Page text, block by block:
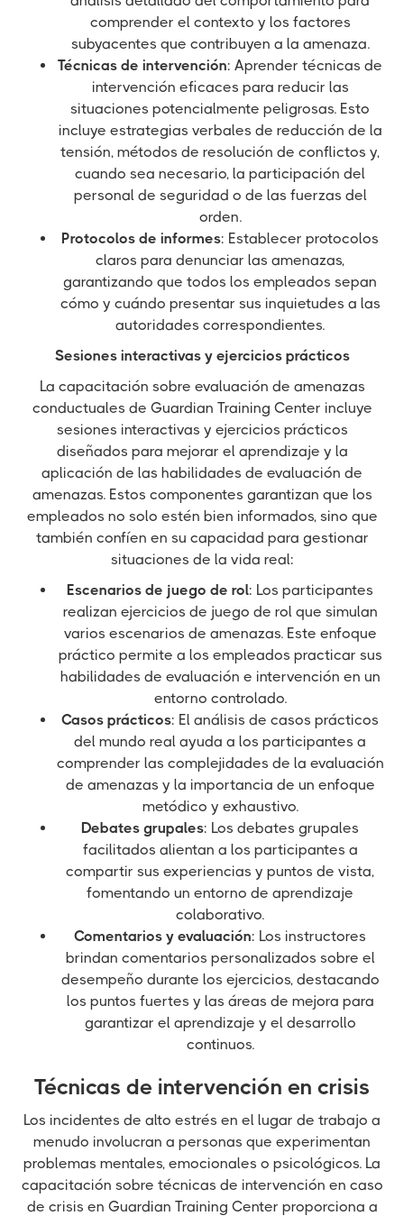
comprender el contexto y los factores
subyacentes que contribuyen a la amenaza.
Técnicas de intervención: Aprender técnicas de
intervención eficaces para reducir las
situaciones potencialmente peligrosas. Esto
incluye estrategias verbales de reducción de la
tensión, métodos de resolución de conflictos y,
cuando sea necesario, la participación del
personal de seguridad o de las fuerzas del
orden.
Protocolos de informes: Establecer protocolos
claros para denunciar las amenazas,
garantizando que todos los empleados sepan
cómo y cuándo presentar sus inquietudes a las
autoridades correspondientes.
Sesiones interactivas y ejercicios prácticos
La capacitación sobre evaluación de amenazas
conductuales de Guardian Training Center incluye
sesiones interactivas y ejercicios prácticos
diseñados para mejorar el aprendizaje y la
aplicación de las habilidades de evaluación de
amenazas. Estos componentes garantizan que los
empleados no solo estén bien informados, sino que
también confíen en su capacidad para gestionar
situaciones de la vida real:
Escenarios de juego de rol: Los participantes
realizan ejercicios de juego de rol que simulan
varios escenarios de amenazas. Este enfoque
práctico permite a los empleados practicar sus
habilidades de evaluación e intervención en un
entorno controlado.
Casos prácticos: El análisis de casos prácticos
del mundo real ayuda a los participantes a
comprender las complejidades de la evaluación
de amenazas y la importancia de un enfoque
metódico y exhaustivo.
Debates grupales: Los debates grupales
facilitados alientan a los participantes a
compartir sus experiencias y puntos de vista,
fomentando un entorno de aprendizaje
colaborativo.
Comentarios y evaluación: Los instructores
brindan comentarios personalizados sobre el
desempeño durante los ejercicios, destacando
los puntos fuertes y las áreas de mejora para
garantizar el aprendizaje y el desarrollo
continuos.
Técnicas de intervención en crisis
Los incidentes de alto estrés en el lugar de trabajo a
menudo involucran a personas que experimentan
problemas mentales, emocionales o psicológicos. La
capacitación sobre técnicas de intervención en caso
de crisis en Guardian Training Center proporciona a